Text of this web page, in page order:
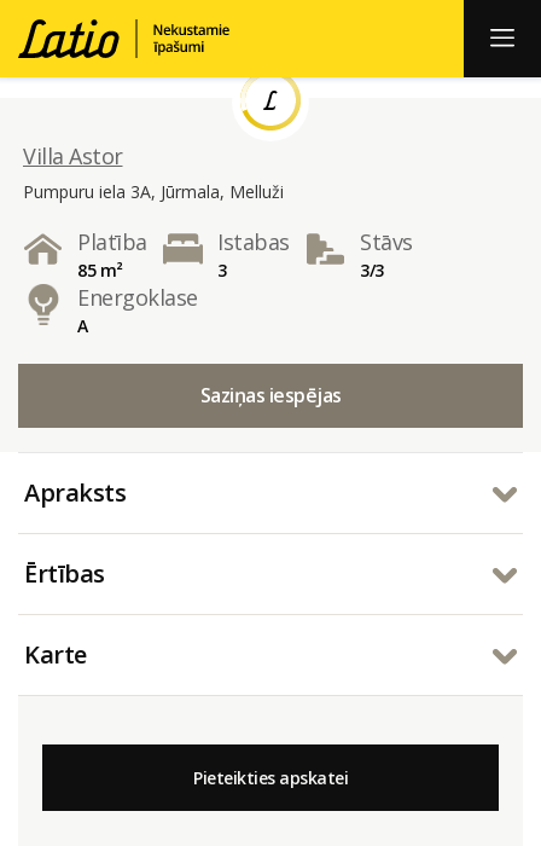
Villa Astor
Pumpuru iela 3A, Jūrmala, Melluži
Platība
85 m²
Istabas
3
Stāvs
3/3
Energoklase
A
Saziņas iespējas
Apraksts
Ērtības
Karte
Pieteikties apskatei